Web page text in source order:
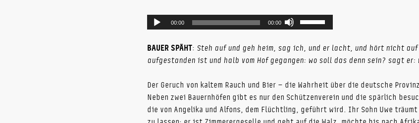
Audio-
Player
00:00 00:00
Pfeiltasten
Hoch/Runter
benutzen,
um
Lautstärke
zu
regeln.
BAUER SPÄHT: Steh auf und geh heim, sag ich, und er lacht, und hört nicht auf
aufgestanden ist und halb vom Hof gegangen: wo soll das denn sein? sagt er:
Der Geruch von kaltem Rauch und Bier – die Wahrheit über die deutsche
Neben zwei Bauernhöfen gibt es nur den Schützenverein und die spärlich
die von Angelika und Alfons, dem Flüchtling, geführt wird. Ihr Sohn Uwe